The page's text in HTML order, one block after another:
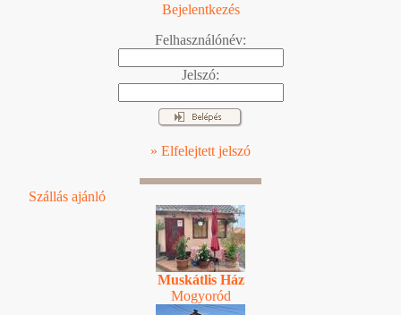
Bejelentkezés
Felhasználónév:
Jelszó:
» Elfelejtett jelszó
Szállás ajánló
Muskátlis Ház
Mogyoród